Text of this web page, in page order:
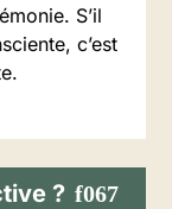
S’il
c’est
?